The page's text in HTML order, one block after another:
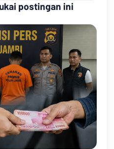
postingan ini